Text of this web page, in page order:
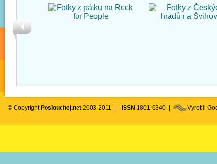
© Copyright Poslouchej.net 2003-2011 | ISSN 1801-6340 | Vyrobil